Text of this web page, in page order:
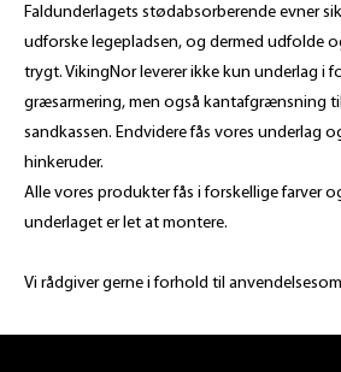
Faldunderlagets stødabsorberende evner
udforske legepladsen, og dermed udfolde
trygt. VikingNor leverer ikke kun underlag i
græsarmering, men også kantafgrænsning
sandkassen. Endvidere fås vores underlag
hinkeruder.
Alle vores produkter fås i forskellige farver
underlaget er let at montere.
Vi rådgiver gerne i forhold til